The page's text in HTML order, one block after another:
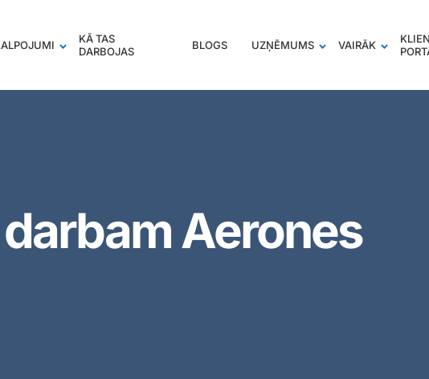
KĀ TAS
DARBOJAS
BLOGS UZŅĒMUMS VAIRĀK
Aerones